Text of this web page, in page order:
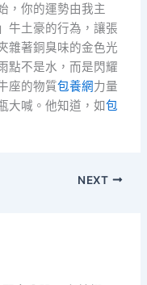
，你的運勢由我主
牛土豪的行為，讓張
雜著銅臭味的金色光
點不是水，而是閃耀
座的物質包養網力量
大喊。他知道，如包
NEXT